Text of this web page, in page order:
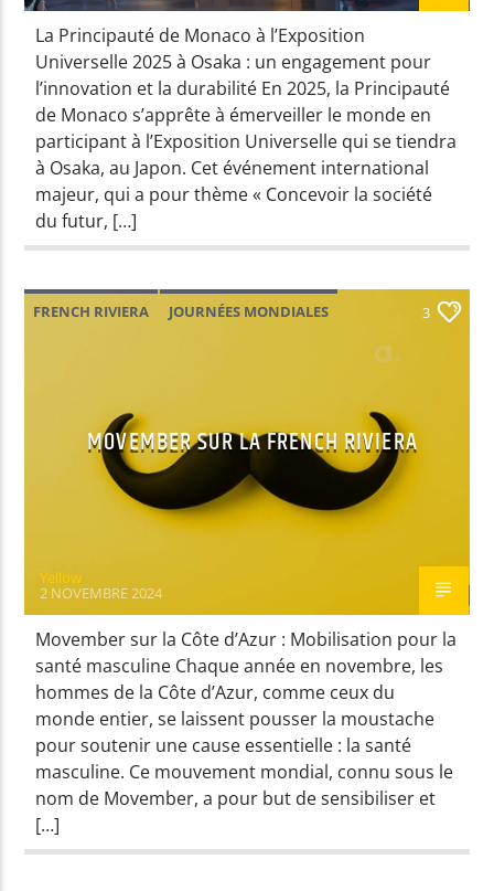
La Principauté de Monaco à l’Exposition
Universelle 2025 à Osaka : un engagement pour
l’innovation et la durabilité En 2025, la Principauté
de Monaco s’apprête à émerveiller le monde en
participant à l’Exposition Universelle qui se tiendra
à Osaka, au Japon. Cet événement international
majeur, qui a pour thème « Concevoir la société
du futur, […]
FRENCH RIVIERA JOURNÉES MONDIALES 3
MOVEMBER SUR LA FRENCH RIVIERA
Yellow
2 NOVEMBRE 2024
Movember sur la Côte d’Azur : Mobilisation pour la
santé masculine Chaque année en novembre, les
hommes de la Côte d’Azur, comme ceux du
monde entier, se laissent pousser la moustache
pour soutenir une cause essentielle : la santé
masculine. Ce mouvement mondial, connu sous le
nom de Movember, a pour but de sensibiliser et
[…]